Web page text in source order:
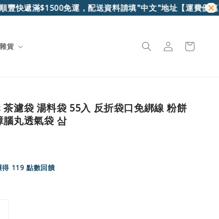
快遞滿$1500免運，配送資料請填"中文"地址【運費優惠
貨
濾袋 湯料袋 55入 反折袋口免綁線 粉餅
丸透氣袋 삼
得 119 點數回饋